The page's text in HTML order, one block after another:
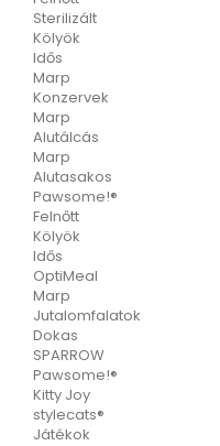
Sterilizált
Kölyök
Idős
Marp
Konzervek
Marp
Alutálcás
Marp
Alutasakos
Pawsome!®
Felnőtt
Kölyök
Idős
OptiMeal
Marp
Jutalomfalatok
Dokas
SPARROW
Pawsome!®
Kitty Joy
stylecats®
Játékok